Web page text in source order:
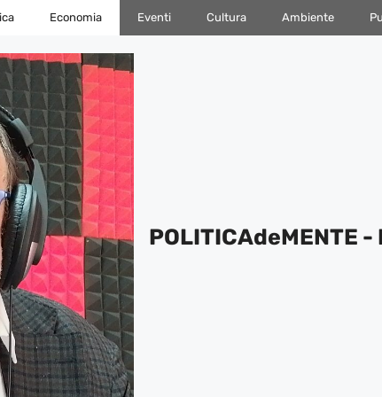
Economia Eventi Cultura Ambiente
POLITICAdeMENTE